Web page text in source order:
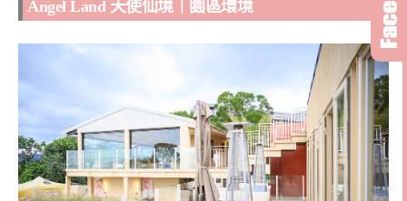
Angel Land 天使仙境｜園區環境